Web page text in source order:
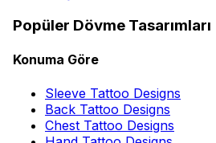
Popüler Dövme Tasarımları
Konuma Göre
Sleeve Tattoo Designs
Back Tattoo Designs
Chest Tattoo Designs